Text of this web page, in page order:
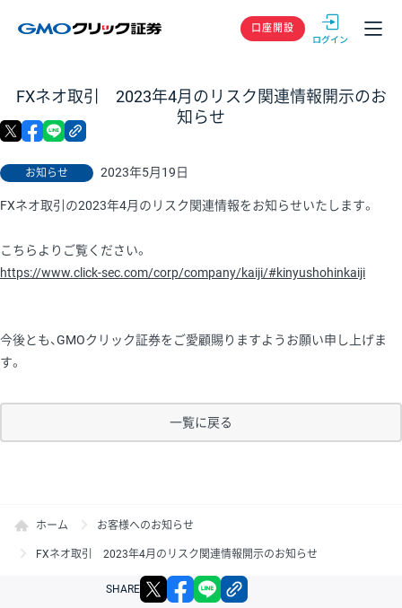
GMOクリック
口座開設
FXネオ取引 2023年4月のリスク関連情報開示のお
知らせ
お知らせ 2023年5月19日
X facebook
FXネオ取引の2023年4月のリスク関連情報をお知らせいたします。
こちらよりご覧ください。
https://www.click-sec.com/corp/company/kaiji/#kinyushohinkaiji
今後とも、GMOクリック証券をご愛顧賜りますようお願い申し上げま
す。
一覧に戻る
ホーム お客様へのお知らせ
FXネオ取引 2023年4月のリスク関連情報開示のお知らせ
SHARE X facebook